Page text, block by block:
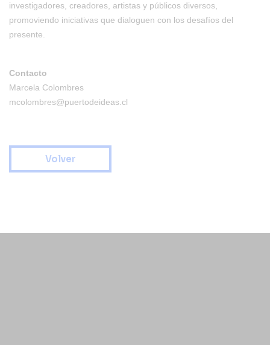
investigadores, creadores, artistas y públicos diversos,
promoviendo iniciativas que dialoguen con los desafíos del
presente.
Contacto
Marcela Colombres
mcolombres@puertodeideas.cl
Volver